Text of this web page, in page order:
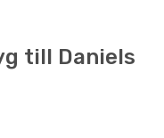
till Daniels